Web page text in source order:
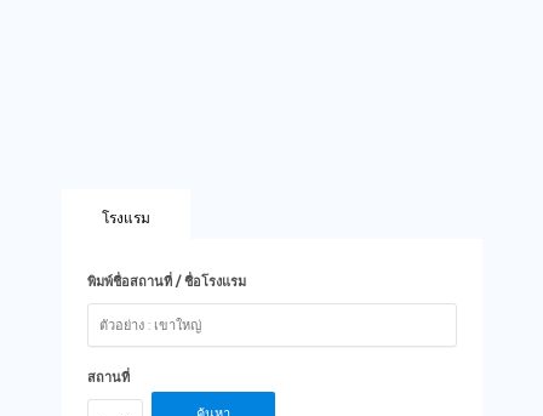
โรงแรม
พิมพ์ชื่อสถานที่ / ชื่อโรงแรม
สถานที่